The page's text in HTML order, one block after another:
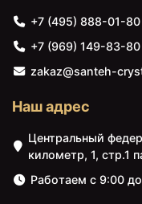
+7 (495) 888-01-80
+7 (969) 149-83-80
zakaz@santeh-
Наш адрес
Центральный
километр, 1, стр.1
Работаем с 9:00